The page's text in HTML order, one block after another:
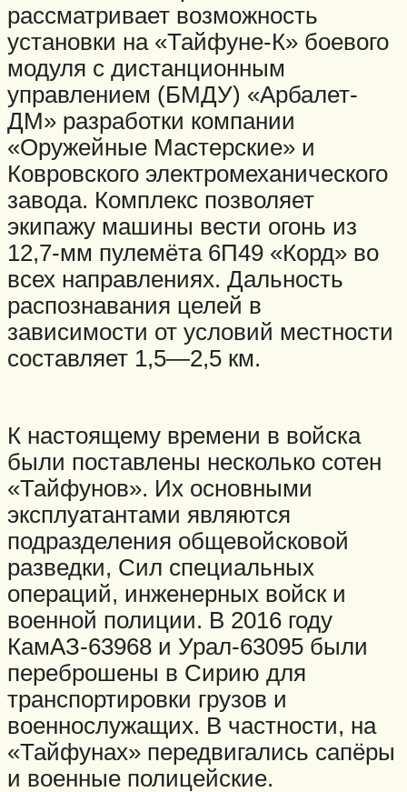
рассматривает возможность
установки на «Тайфуне-К» боевого
модуля с дистанционным
управлением (БМДУ) «Арбалет-
ДМ» разработки компании
«Оружейные Мастерские» и
Ковровского электромеханического
завода. Комплекс позволяет
экипажу машины вести огонь из
12,7-мм пулемёта 6П49 «Корд» во
всех направлениях. Дальность
распознавания целей в
зависимости от условий местности
составляет 1,5—2,5 км.
К настоящему времени в войска
были поставлены несколько сотен
«Тайфунов». Их основными
эксплуатантами являются
подразделения общевойсковой
разведки, Сил специальных
операций, инженерных войск и
военной полиции. В 2016 году
КамАЗ-63968 и Урал-63095 были
переброшены в Сирию для
транспортировки грузов и
военнослужащих. В частности, на
«Тайфунах» передвигались сапёры
и военные полицейские.